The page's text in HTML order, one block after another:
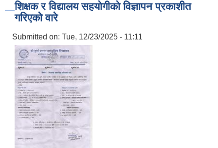
शिक्षक र विद्यालय सहयोगीको विज्ञापन प्रकाशीत
गरिएको वारे
Submitted on: Tue, 12/23/2025 - 11:11